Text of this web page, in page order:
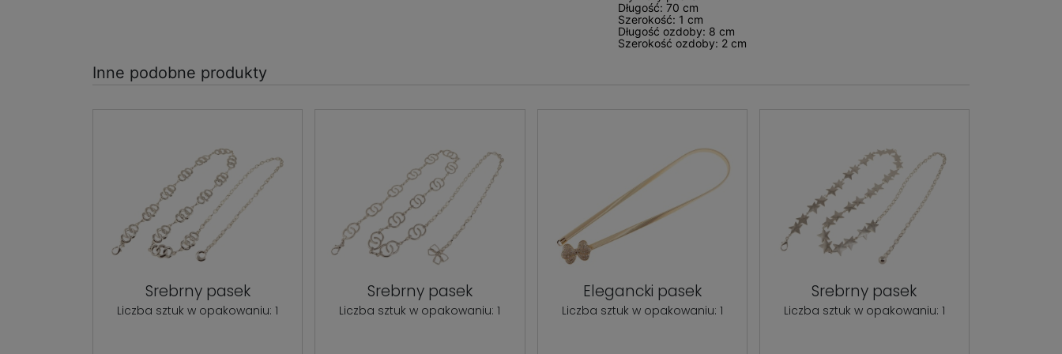
Długość: 70 cm
Szerokość: 1 cm
Długość ozdoby: 8 cm
Szerokość ozdoby: 2 cm
Inne podobne produkty
Srebrny pasek
Liczba sztuk w opakowaniu: 1
Srebrny pasek
Liczba sztuk w opakowaniu: 1
Elegancki pasek
Liczba sztuk w opakowaniu: 1
Srebrny pasek
Liczba sztuk w opakowaniu: 1